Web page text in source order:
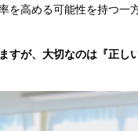
高める可能性を持つ一
が、大切なのは『正し